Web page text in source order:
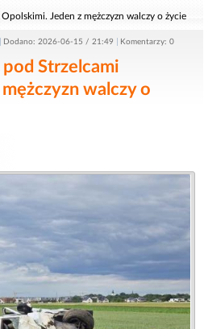
Jeden z mężczyzn walczy o życie
Dodano: 2026-06-15 / 21:49 Komentarzy: 0
Strzelcami
walczy o